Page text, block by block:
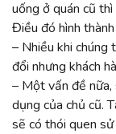
uống ở quán cũ
Điều đó hình
– Nhiều khi chúng
đổi nhưng khách
– Một vấn đề
dụng của chủ cũ.
sẽ có thói quen